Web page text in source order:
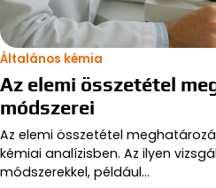
Általános kémia
Az elemi összetétel
módszerei
Az elemi összetétel
kémiai analízisben. Az ilyen
módszerekkel, például…